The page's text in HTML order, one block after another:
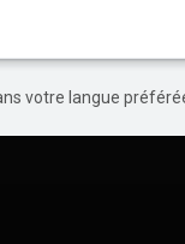
votre langue